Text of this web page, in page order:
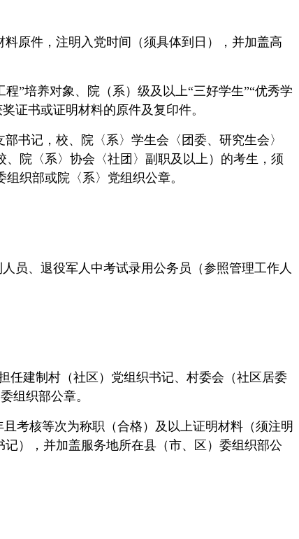
原件，注明入党时间（须具体到日），并加盖高
”培养对象、院（系）级及以上“三好学生”“优秀学
证书或证明材料的原件及复印件。
书记，校、院〈系〉学生会〈团委、研究生会〉
院〈系〉协会〈社团〉副职及以上）的考生，须
织部或院〈系〉党组织公章。
员、退役军人中考试录用公务员（参照管理工作人
任建制村（社区）党组织书记、村委会（社区居委
组织部公章。
考核等次为称职（合格）及以上证明材料（须注明
），并加盖服务地所在县（市、区）委组织部公